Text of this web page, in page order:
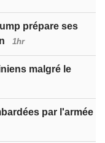
prépare ses
1hr
malgré le
par l'armée